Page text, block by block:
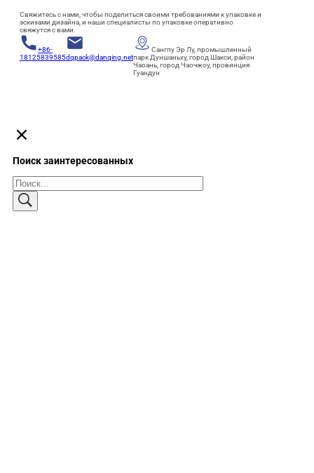
Свяжитесь с нами, чтобы поделиться своими требованиями к упаковке и
эскизами дизайна, и наши специалисты по упаковке оперативно
свяжутся с вами.
+86-
18125839585dqpack@danqing.net
Сангпу Эр Лу, промышленный
парк Дуншаньху, город Шакси, район
Чаоань, город Чаочжоу, провинция
Гуандун
Поиск заинтересованных
Поиск